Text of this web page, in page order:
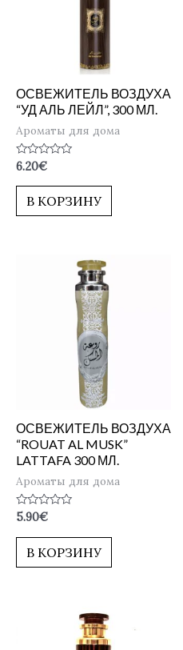
ОСВЕЖИТЕЛЬ ВОЗДУХА
“УД АЛЬ ЛЕЙЛ”, 300 МЛ.
Ароматы для дома
Оценка
из
6.20€
В КОРЗИНУ
ОСВЕЖИТЕЛЬ ВОЗДУХА
“ROUAT AL MUSK”
LATTAFA 300 МЛ.
Ароматы для дома
Оценка
из
5.90€
В КОРЗИНУ